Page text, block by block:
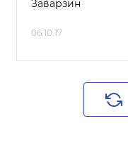
Заварзин
06.10.17